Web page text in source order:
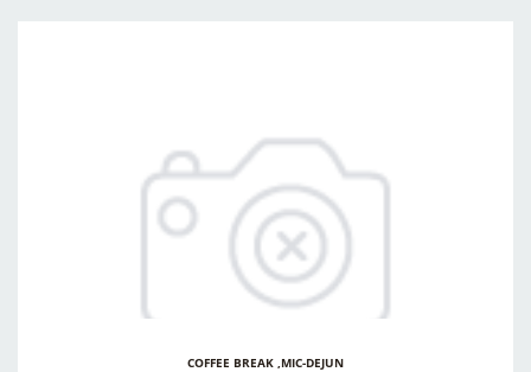
COFFEE BREAK ,MIC-DEJUN